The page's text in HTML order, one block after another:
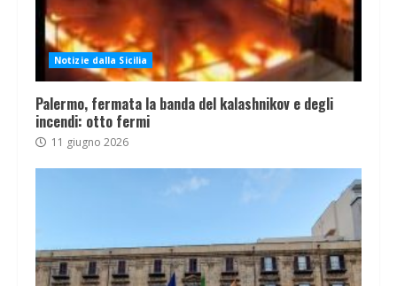
Notizie dalla Sicilia
Palermo, fermata la banda del kalashnikov e degli
incendi: otto fermi
11 giugno 2026